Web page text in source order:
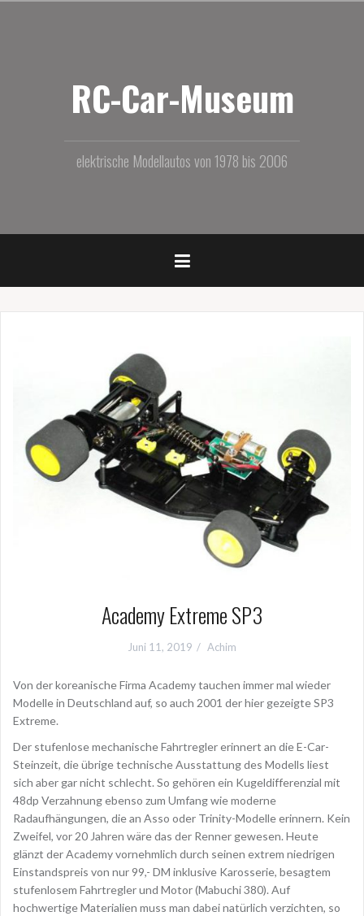
RC-Car-Museum
elektrische Modellautos von 1978 bis 2006
Academy Extreme SP3
Juni 11, 2019 Achim
Von der koreanische Firma Academy tauchen immer mal wieder
Modelle in Deutschland auf, so auch 2001 der hier gezeigte SP3
Extreme.
Der stufenlose mechanische Fahrtregler erinnert an die E-Car-
Steinzeit, die übrige technische Ausstattung des Modells liest
sich aber gar nicht schlecht. So gehören ein Kugeldifferenzial mit
48dp Verzahnung ebenso zum Umfang wie moderne
Radaufhängungen, die an Asso oder Trinity-Modelle erinnern. Kein
Zweifel, vor 20 Jahren wäre das der Renner gewesen. Heute
glänzt der Academy vornehmlich durch seinen extrem niedrigen
Einstandspreis von nur 99,- DM inklusive Karosserie, besagtem
stufenlosem Fahrtregler und Motor (Mabuchi 380). Auf
hochwertige Materialien muss man dabei natürlich verzichten, so